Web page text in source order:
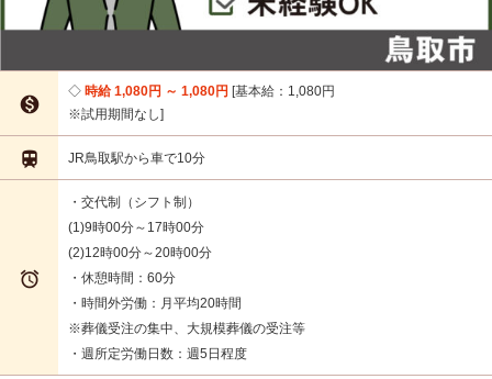

時給 1,080円 ～ 1,080円 基本給：1,080円
※試用期間なし
 JR鳥取駅から車で10分

・交代制（シフト制）
(1)9時00分～17時00分
(2)12時00分～20時00分
・休憩時間：60分
・時間外労働：月平均20時間
※葬儀受注の集中、大規模葬儀の受注等
・週所定労働日数：週5日程度